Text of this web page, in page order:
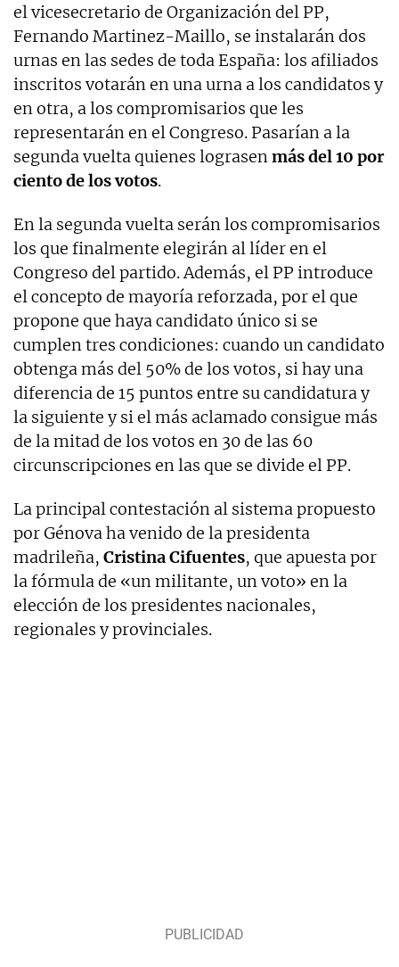
el vicesecretario de Organización del PP,
Fernando Martinez-Maillo, se instalarán dos
urnas en las sedes de toda España: los afiliados
inscritos votarán en una urna a los candidatos y
en otra, a los compromisarios que les
representarán en el Congreso. Pasarían a la
segunda vuelta quienes lograsenmás del 10 por
ciento de los votos.
En la segunda vuelta serán los compromisarios
los que finalmente elegirán al líder en el
Congreso del partido. Además, el PP introduce
el concepto de mayoría reforzada, por el que
propone que haya candidato único si se
cumplen tres condiciones: cuando un candidato
obtenga más del 50% de los votos, si hay una
diferencia de 15 puntos entre su candidatura y
la siguiente y si el más aclamado consigue más
de la mitad de los votos en 30 de las 60
circunscripciones en las que se divide el PP.
La principal contestación al sistema propuesto
por Génova ha venido de la presidenta
madrileña, Cristina Cifuentes, que apuesta por
la fórmula de «un militante, un voto» en la
elección de los presidentes nacionales,
regionales y provinciales.